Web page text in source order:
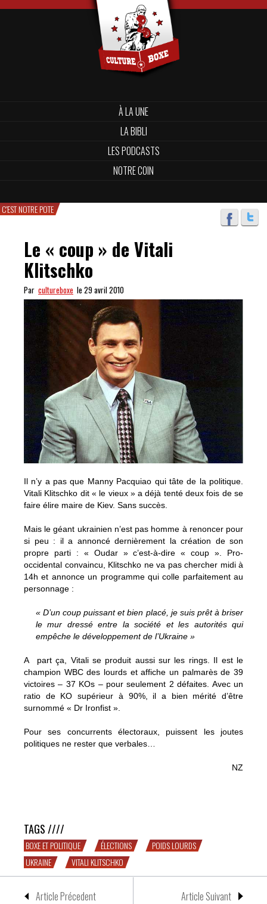
À LA UNE
LA BIBLI
LES PODCASTS
NOTRE COIN
C'EST NOTRE POTE
Le « coup » de Vitali
Klitschko
Par cultureboxe le 29 avril 2010
Il n’y a pas que Manny Pacquiao qui tâte de la politique.
Vitali Klitschko dit « le vieux » a déjà tenté deux fois de se
faire élire maire de Kiev. Sans succès.
Mais le géant ukrainien n’est pas homme à renoncer pour
si peu : il a annoncé dernièrement la création de son
propre parti : « Oudar » c’est-à-dire « coup ». Pro-
occidental convaincu, Klitschko ne va pas chercher midi à
14h et annonce un programme qui colle parfaitement au
personnage :
« D’un coup puissant et bien placé, je suis prêt à briser
le mur dressé entre la société et les autorités qui
empêche le développement de l’Ukraine »
A part ça, Vitali se produit aussi sur les rings. Il est le
champion WBC des lourds et affiche un palmarès de 39
victoires – 37 KOs – pour seulement 2 défaites. Avec un
ratio de KO supérieur à 90%, il a bien mérité d’être
surnommé « Dr Ironfist ».
Pour ses concurrents électoraux, puissent les joutes
politiques ne rester que verbales…
NZ
TAGS ////
BOXE ET POLITIQUE ÉLECTIONS
POIDS LOURDS
UKRAINE
VITALI KLITSCHKO
Article Précedent Article Suivant